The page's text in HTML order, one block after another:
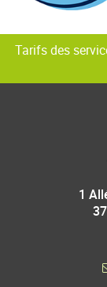
Tarifs des
1